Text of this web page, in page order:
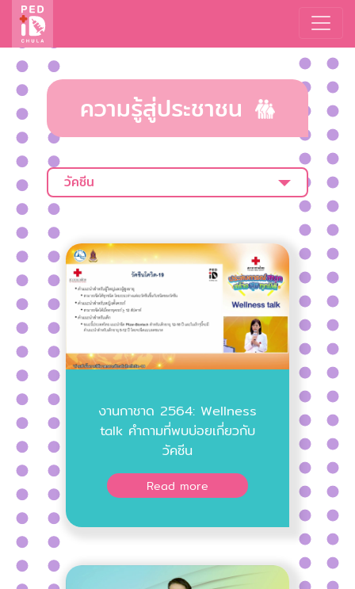
ความรู้สู่ประชาชน
วัคซีน
งานกาชาด 2564: Wellness
talk คำถามที่พบบ่อยเกี่ยวกับ
วัคซีน
Read more